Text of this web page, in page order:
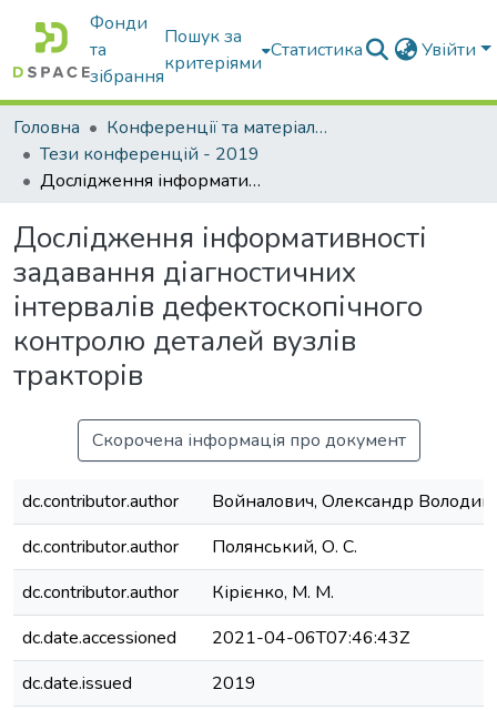
Фонди
та
зібрання
Пошук за
критеріями
Статистика Увійти
Головна
Конференції та матеріали конференцій
Тези конференцій - 2019
Дослідження інформативності задавання діагностичних інтервалів дефектоскопічного контролю деталей вузлів тракторів
Дослідження інформативності
задавання діагностичних
інтервалів дефектоскопічного
контролю деталей вузлів
тракторів
Скорочена інформація про документ
dc.contributor.author
Войналович, Олександр
dc.contributor.author
Полянський, О. С.
dc.contributor.author
Кірієнко, М. М.
dc.date.accessioned
2021-04-06T07:46:43Z
dc.date.issued
2019